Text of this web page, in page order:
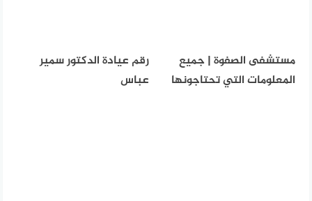
مستشفى الصفوة | جميع
المعلومات التي تحتاجونها
رقم عيادة الدكتور سمير
عباس